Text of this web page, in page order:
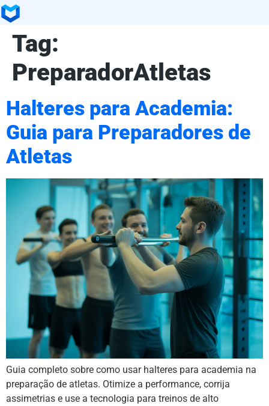
Tag:
PreparadorAtletas
Halteres para Academia:
Guia para Preparadores de
Atletas
Guia completo sobre como usar halteres para academia na
preparação de atletas. Otimize a performance, corrija
assimetrias e use a tecnologia para treinos de alto